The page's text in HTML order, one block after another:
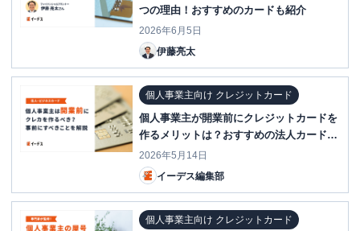
つの理由！おすすめのカードも紹介
2026年6月5日
伊藤亮太
個人事業主向け クレジットカード
個人事業主が開業前にクレジットカードを
作るメリットは？おすすめの法人カード
（ビジネスカード）9選とクレカ以外に必
要な準備も解説
2026年5月14日
イーデス編集部
個人事業主向け クレジットカード